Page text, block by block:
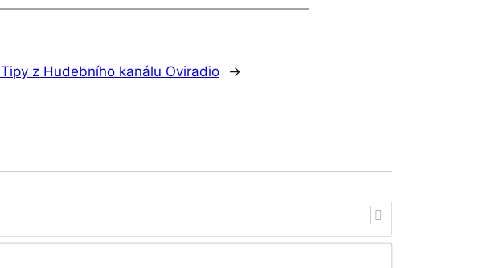
Tipy z Hudebního kanálu Oviradio →